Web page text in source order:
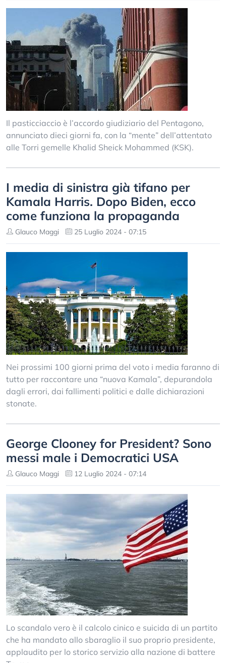
Il pasticciaccio è l’accordo giudiziario del Pentagono,
annunciato dieci giorni fa, con la “mente” dell’attentato
alle Torri gemelle Khalid Sheick Mohammed (KSK).
I media di sinistra già tifano per
Kamala Harris. Dopo Biden, ecco
come funziona la propaganda
Glauco Maggi 25 Luglio 2024 - 07:15
Nei prossimi 100 giorni prima del voto i media faranno di
tutto per raccontare una “nuova Kamala”, depurandola
dagli errori, dai fallimenti politici e dalle dichiarazioni
stonate.
George Clooney for President? Sono
messi male i Democratici USA
Glauco Maggi 12 Luglio 2024 - 07:14
Lo scandalo vero è il calcolo cinico e suicida di un partito
che ha mandato allo sbaraglio il suo proprio presidente,
applaudito per lo storico servizio alla nazione di battere